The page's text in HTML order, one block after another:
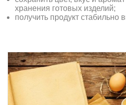
хранения готовых изделий;
получить продукт стабильно